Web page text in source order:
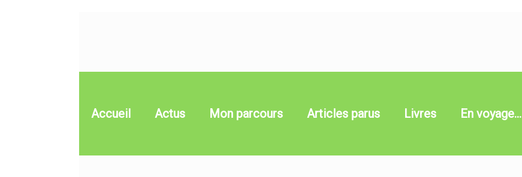
Accueil Actus Mon parcours Articles parus Livres En voyage…